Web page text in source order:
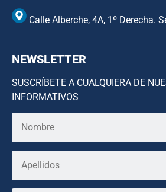
Calle Alberche, 4A, 1º Derecha.
NEWSLETTER
SUSCRÍBETE A CUALQUIERA DE
INFORMATIVOS